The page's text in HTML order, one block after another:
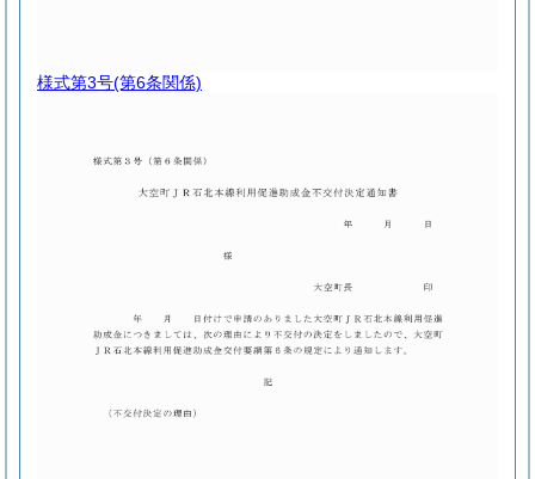
様式第3号(第6条関係)